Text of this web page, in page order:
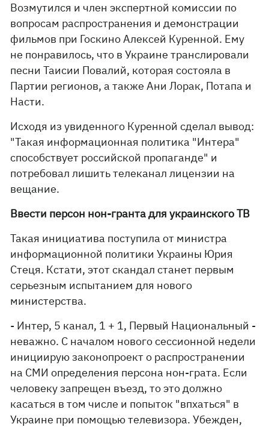
Возмутился и член экспертной комиссии по
вопросам распространения и демонстрации
фильмов при Госкино Алексей Куренной. Ему
не понравилось, что в Украине транслировали
песни Таисии Повалий, которая состояла в
Партии регионов, а также Ани Лорак, Потапа и
Насти.
Исходя из увиденного Куренной сделал вывод:
"Такая информационная политика "Интера"
способствует российской пропаганде" и
потребовал лишить телеканал лицензии на
вещание.
Ввести персон нон-гранта для украинского ТВ
Такая инициатива поступила от министра
информационной политики Украины Юрия
Стеця. Кстати, этот скандал станет первым
серьезным испытанием для нового
министерства.
- Интер, 5 канал, 1 + 1, Первый Национальный -
неважно. С началом нового сессионной недели
инициирую законопроект о распространении
на СМИ определения персона нон-грата. Если
человеку запрещен въезд, то это должно
касаться в том числе и попыток "впхаться" в
Украине при помощью телевизора. Убежден,